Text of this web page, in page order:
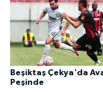
Beşiktaş Çekya'da
Peşinde